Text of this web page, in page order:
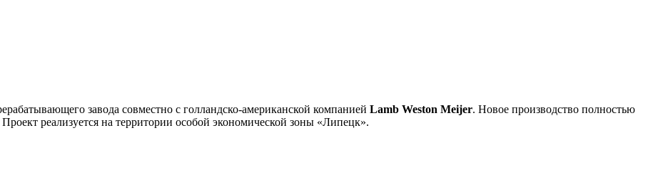
завода совместно с голландско-американской компанией Lamb Weston Meijer. Новое производство полностью
реализуется на территории особой экономической зоны «Липецк».